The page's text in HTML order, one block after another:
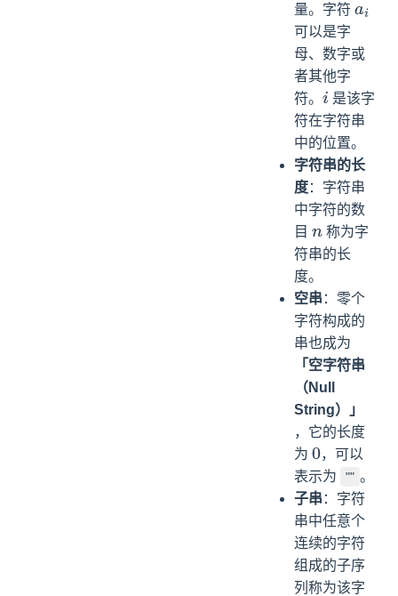
量。字符ai
可以是字
母、数字或
者其他字
符。i 是该字
符在字符串
中的位置。
字符串的长
度：字符串
中字符的数
目n称为字
符串的长
度。
空串 ：零个
字符构成的
串也成为
「空字符串
（Null
String）」
，它的长度
为0，可以
表示为
"" 。
子串 ：字符
串中任意个
连续的字符
组成的子序
列称为该字